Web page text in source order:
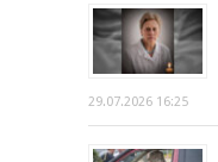
29.07.2026 16:25